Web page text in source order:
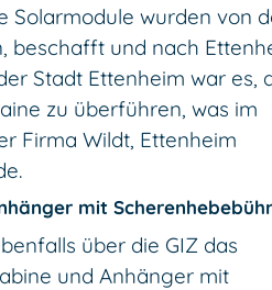
Solarmodule wurden von
beschafft und nach
Stadt Ettenheim war es,
zu überführen, was im
Firma Wildt, Ettenheim
mit
über die GIZ das
und Anhänger mit